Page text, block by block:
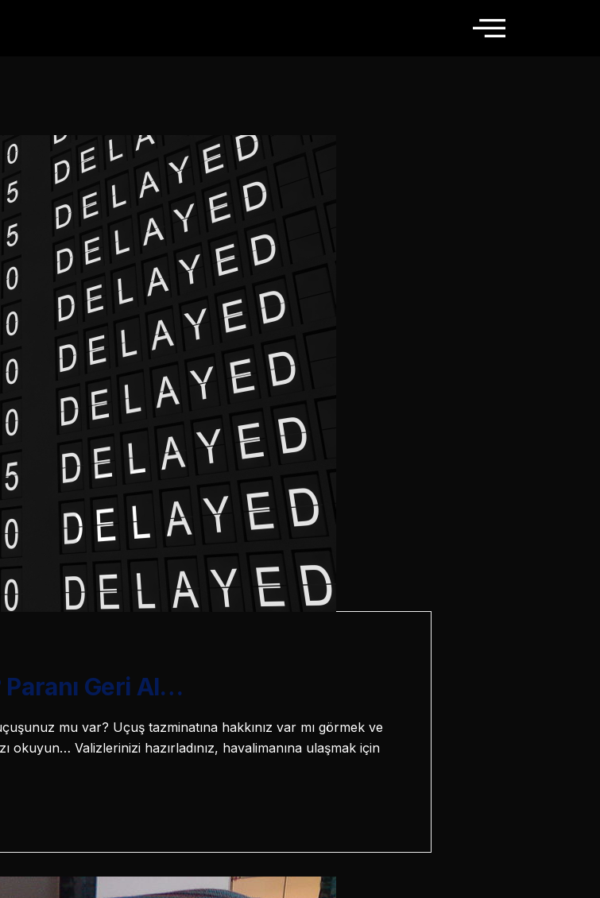
Geri Al…
mu var? Uçuş tazminatına hakkınız var mı görmek ve
okuyun… Valizlerinizi hazırladınız, havalimanına ulaşmak için